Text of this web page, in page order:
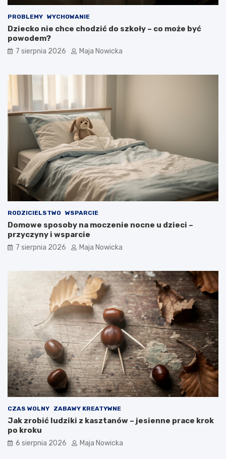
PROBLEMY WYCHOWANIE
Dziecko nie chce chodzić do szkoły – co może być
powodem?
7 sierpnia 2026 Maja Nowicka
RODZICIELSTWO WSPARCIE
Domowe sposoby na moczenie nocne u dzieci –
przyczyny i wsparcie
7 sierpnia 2026 Maja Nowicka
CZAS WOLNY ZABAWY KREATYWNE
Jak zrobić ludziki z kasztanów – jesienne prace krok
po kroku
6 sierpnia 2026 Maja Nowicka